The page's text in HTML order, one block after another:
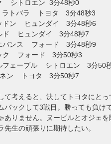
シトロエン 3分48秒0
ラトバラ トヨタ 3分48秒3
ドン ヒュンダイ 3分48秒6
ド ヒュンダイ 3分48秒7
バンス フォード 3分48秒9
ク フォード 3分50秒3
ェーブル シトロエン 3分50
ン トヨタ 3分50秒7
て考えると、決してトヨタにと
バックして3戦目。勝っても負け
ありません。ヌービルとオジェを
先生の頑張りに期待したい。